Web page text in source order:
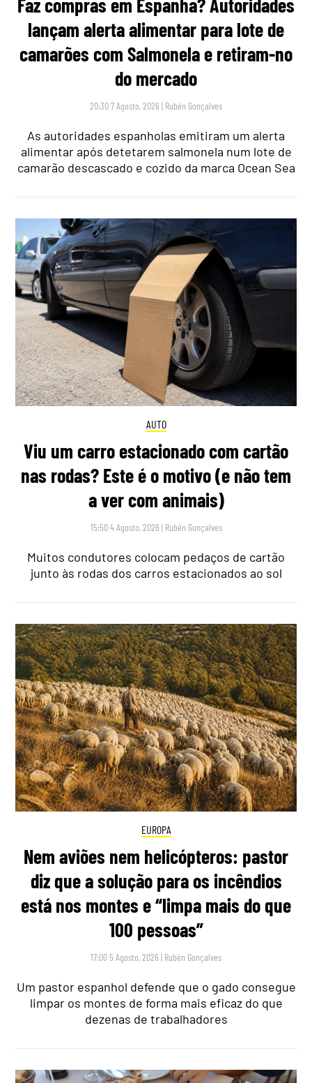
Faz compras em Espanha? Autoridades
lançam alerta alimentar para lote de
camarões com Salmonela e retiram-no
do mercado
20:30 7 Agosto, 2026 | Rubén Gonçalves
As autoridades espanholas emitiram um alerta
alimentar após detetarem salmonela num lote de
camarão descascado e cozido da marca Ocean Sea
AUTO
Viu um carro estacionado com cartão
nas rodas? Este é o motivo (e não tem
a ver com animais)
15:50 4 Agosto, 2026 | Rubén Gonçalves
Muitos condutores colocam pedaços de cartão
junto às rodas dos carros estacionados ao sol
EUROPA
Nem aviões nem helicópteros: pastor
diz que a solução para os incêndios
está nos montes e “limpa mais do que
100 pessoas”
17:00 5 Agosto, 2026 | Rubén Gonçalves
Um pastor espanhol defende que o gado consegue
limpar os montes de forma mais eficaz do que
dezenas de trabalhadores